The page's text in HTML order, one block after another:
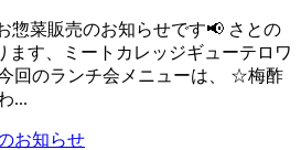
惣菜販売のお知らせです📢 さとの
ます、ミートカレッジギューテロワ
回のランチ会メニューは、 ☆梅酢
...
お知らせ